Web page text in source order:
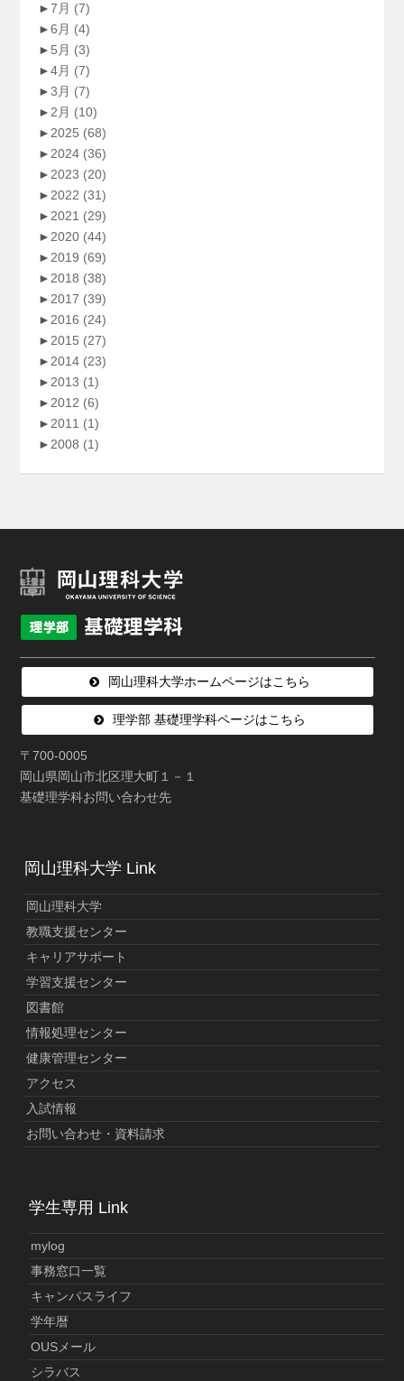
►7月 (7)
►6月 (4)
► 5月 (3)
►4月 (7)
►3月 (7)
►2月 (10)
►2025 (68)
►2024 (36)
►2023 (20)
►2022 (31)
►2021 (29)
►2020 (44)
►2019 (69)
►2018 (38)
►2017 (39)
►2016 (24)
►2015 (27)
►2014 (23)
►2013 (1)
►2012 (6)
►2011 (1)
►2008 (1)
岡山理科大学ホームページはこちら
理学部 基礎理学科ページはこちら
〒700-0005
岡山県岡山市北区理大町１－１
基礎理学科お問い合わせ先
岡山理科大学 Link
岡山理科大学
教職支援センター
キャリアサポート
学習支援センター
図書館
情報処理センター
健康管理センター
アクセス
入試情報
お問い合わせ・資料請求
学生専用 Link
mylog
事務窓口一覧
キャンパスライフ
学年暦
OUSメール
シラバス